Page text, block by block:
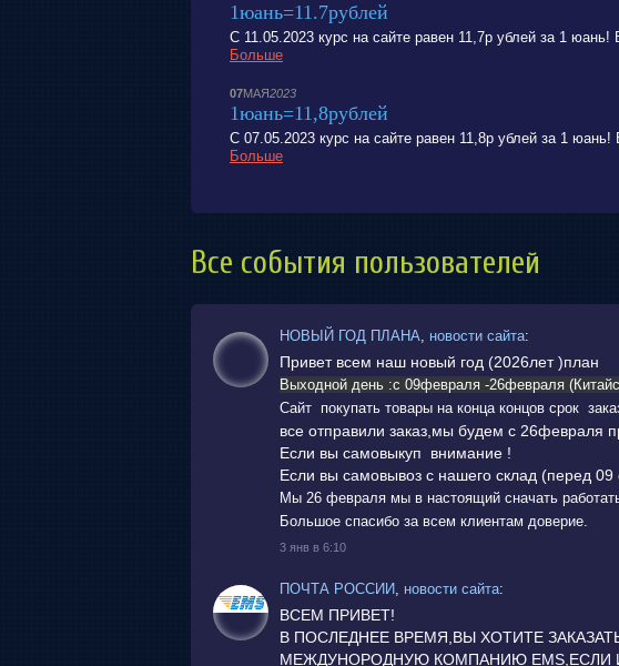
1юань=11.7рублей
С 11.05.2023 курс на сайте равен 11,7р ублей за 1
Больше
07МАЯ2023
1юань=11,8рублей
С 07.05.2023 курс на сайте равен 11,8р ублей за 1
Больше
Все события пользователей
НОВЫЙ ГОД ПЛАНА, новости сайта:
Привет всем наш новый год (2026лет )план
Выходной день :с 09февраля -26февраля
Сайт покупать товары на конца концов срок
все отправили заказ,мы будем с 26февраля
Если вы самовыкуп внимание !
Если вы самовывоз с нашего склад (перед
Мы 26 февраля мы в настоящий сначать
Большое спасибо за всем клиентам доверие.
3 янв в 6:10
ПОЧТА РОССИИ, новости сайта:
ВСЕМ ПРИВЕТ!
В ПОСЛЕДНЕЕ ВРЕМЯ,ВЫ ХОТИТЕ
МЕЖДУНОРОДНУЮ КОМПАНИЮ EMS,ЕСЛИ